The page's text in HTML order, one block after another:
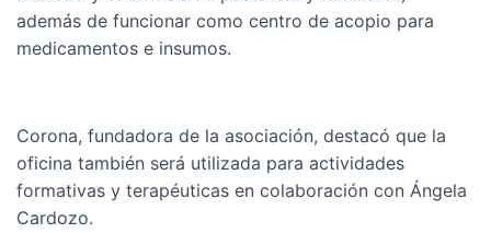
además de funcionar como centro de acopio para
medicamentos e insumos.
Corona, fundadora de la asociación, destacó que la
oficina también será utilizada para actividades
formativas y terapéuticas en colaboración con Ángela
Cardozo.